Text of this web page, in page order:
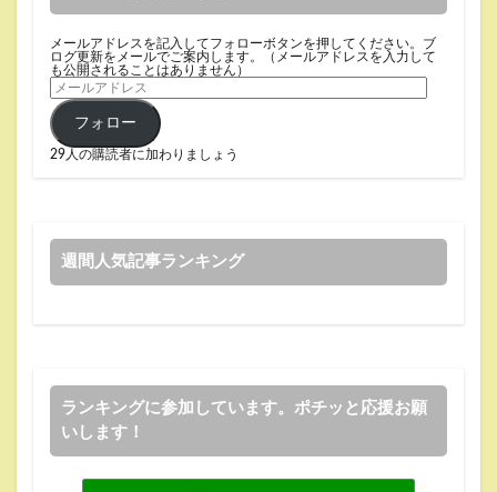
メールアドレスを記入してフォローボタンを押してください。ブ
ログ更新をメールでご案内します。（メールアドレスを入力して
も公開されることはありません）
フォロー
29人の購読者に加わりましょう
週間人気記事ランキング
ランキングに参加しています。ポチッと応援お願
いします！